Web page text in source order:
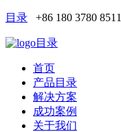
目录 +86 180 3780 8511
目录
首页
产品目录
解决方案
成功案例
关于我们